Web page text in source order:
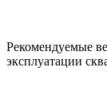
Рекомендуемые
эксплуатации